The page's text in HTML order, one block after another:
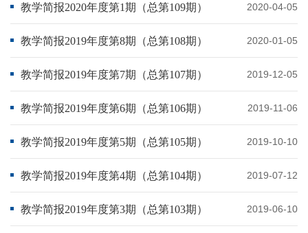
2020-04-05
教学简报2020年度第1期（总第109期）
2020-01-05
教学简报2019年度第8期（总第108期）
2019-12-05
教学简报2019年度第7期（总第107期）
2019-11-06
教学简报2019年度第6期（总第106期）
2019-10-10
教学简报2019年度第5期（总第105期）
2019-07-12
教学简报2019年度第4期（总第104期）
2019-06-10
教学简报2019年度第3期（总第103期）